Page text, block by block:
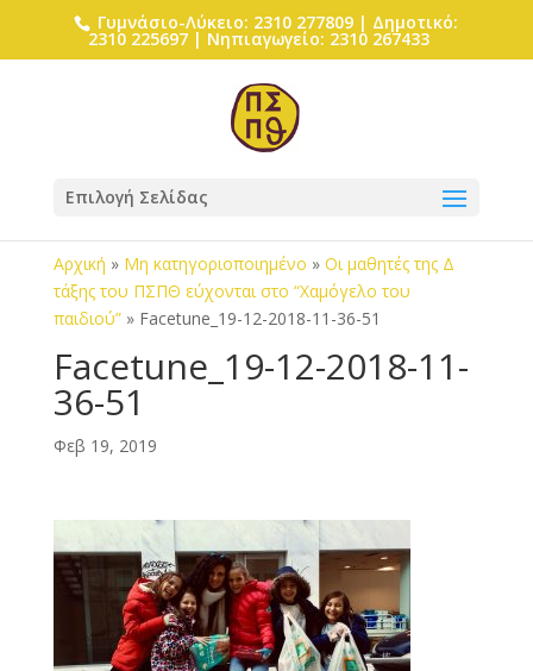
Γυμνάσιο-Λύκειο: 2310 277809 | Δημοτικό:
2310 225697 | Νηπιαγωγείο: 2310 267433
Επιλογή Σελίδας
Αρχική » Μη κατηγοριοποιημένο » Οι μαθητές της Δ
τάξης του ΠΣΠΘ εύχονται στο “Χαμόγελο του
παιδιού”» Facetune_19-12-2018-11-36-51
Facetune_19-12-2018-11-
36-51
Φεβ 19, 2019